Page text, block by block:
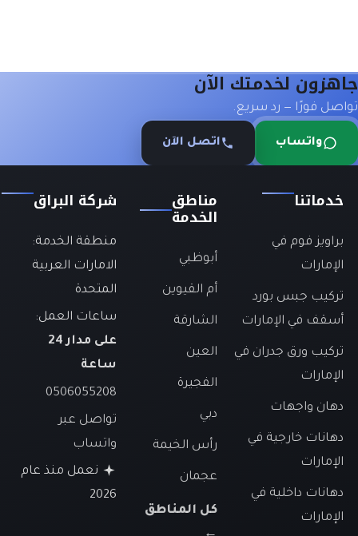
لخدمتك الآن
فورًا — رد سريع.
واتساب اتصل الآن
خدماتنا
براويز فوم في
الإمارات
تركيب جبس بورد
أسقف في الإمارات
تركيب ورق جدران في
الإمارات
دهان واجهات
دهانات خارجية في
الإمارات
دهانات داخلية في
الإمارات
مناطق
الخدمة
أبوظبي
أم القيوين
الشارقة
العين
الفجيرة
دبي
رأس الخيمة
عجمان
كل المناطق
شركة البراق
منطقة الخدمة:
الامارات العربية
المتحدة
ساعات العمل:
على مدار 24
ساعة
0506055208
تواصل عبر
واتساب
نعمل منذ عام
2026